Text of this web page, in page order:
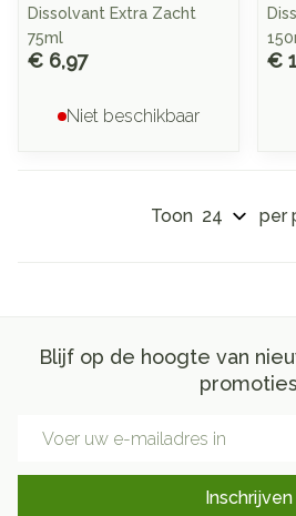
Dissolvant Extra Zacht
75ml
€ 6,97
Niet beschikbaar
€
Toon per
Blijf op de hoogte van
promoties
Inschrijven